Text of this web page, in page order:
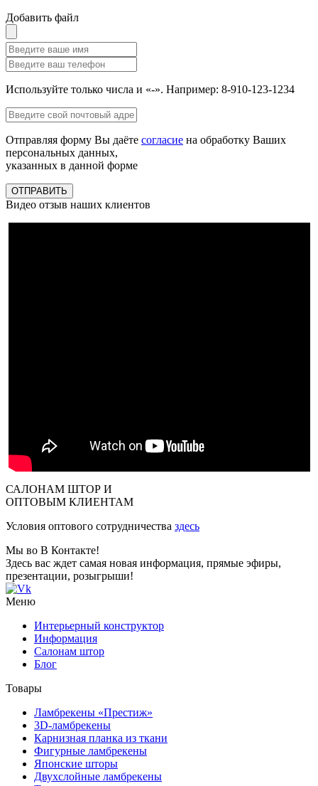
Добавить файл
Используйте только числа и «-». Например: 8-910-123-1234
Отправляя форму Вы даёте согласие на обработку Ваших
персональных данных,
указанных в данной форме
ОТПРАВИТЬ
Видео отзыв наших клиентов
САЛОНАМ ШТОР И
ОПТОВЫМ КЛИЕНТАМ
Условия оптового сотрудничества здесь
Мы во В Контакте!
Здесь вас ждет самая новая информация, прямые эфиры,
презентации, розыгрыши!
Меню
Интерьерный конструктор
Информация
Салонам штор
Блог
Товары
Ламбрекены «Престиж»
3D-ламбрекены
Карнизная планка из ткани
Фигурные ламбрекены
Японские шторы
Двухслойные ламбрекены